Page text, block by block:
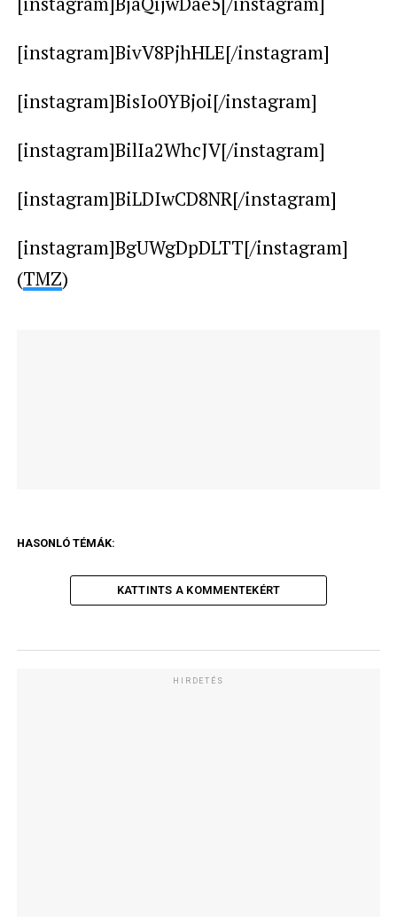
[instagram]BivV8PjhHLE[/instagram]
[instagram]BisIo0YBjoi[/instagram]
[instagram]BilIa2WhcJV[/instagram]
[instagram]BiLDIwCD8NR[/instagram]
[instagram]BgUWgDpDLTT[/instagram]
(TMZ)
HASONLÓ TÉMÁK:
KATTINTS A KOMMENTEKÉRT
HIRDETÉS